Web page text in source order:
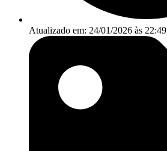
Atualizado em: 24/01/2026 às 22:49